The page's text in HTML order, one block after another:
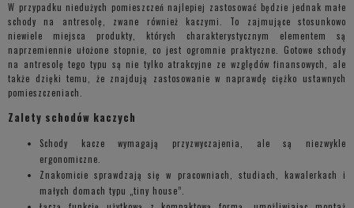
W przypadku niedużych pomieszczeń najlepiej zastosować będzie jednak małe
schody na antresolę, zwane również kaczymi. To zajmujące stosunkowo
niewiele miejsca produkty, których charakterystycznym elementem są
naprzemiennie ułożone stopnie, co jest ogromnie praktyczne. Gotowe schody
na antresolę tego typu są nie tylko atrakcyjne ze względów finansowych, ale
także dzięki temu, że znajdują zastosowanie w naprawdę ciężko ustawnych
pomieszczeniach.
Zalety schodów kaczych
Schody kacze wymagają przyzwyczajenia, ale są niezwykle
ergonomiczne.
Znakomicie sprawdzają się w pracowniach, studiach, kawalerkach i
małych domach typu „tiny house”.